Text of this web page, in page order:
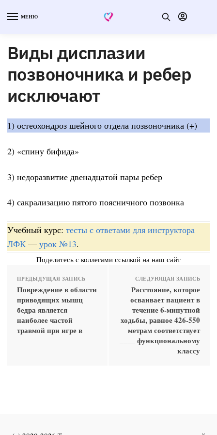
МЕНЮ
Виды дисплазии
позвоночника и ребер
исключают
1) остеохондроз шейного отдела позвоночника (+)
2) «спину бифида»
3) недоразвитие двенадцатой пары ребер
4) сакрализацию пятого поясничного позвонка
Учебный курс: тесты с ответами для инструктора
ЛФК — урок №13.
Поделитесь с коллегами ссылкой на наш сайт
ПРЕДЫДУЩАЯ ЗАПИСЬ
Повреждение в области
приводящих мышц
бедра является
наиболее частой
травмой при игре в
СЛЕДУЮЩАЯ ЗАПИСЬ
Расстояние, которое
осваивает пациент в
течение 6-минутной
ходьбы, равное 426-550
метрам соответствует
____ функциональному
классу